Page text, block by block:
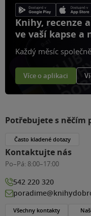
Knihy, recenze
ve vaší kapse a
Každý měsíc
Více o aplikaci
Potřebujete s něčím
Často kladené dotazy
Kontaktujte nás
Po–Pá: 8:00–17:00
542 220 320
Všechny kontakty